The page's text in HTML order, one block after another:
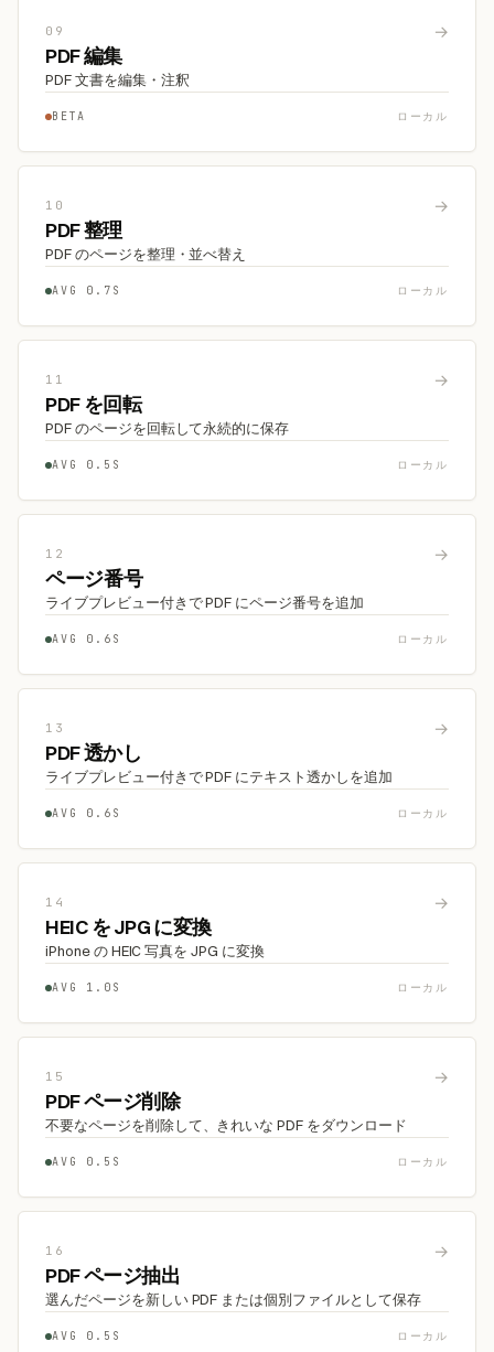
09 →
PDF 編集
PDF 文書を編集・注釈
BETA ローカル
10 →
PDF 整理
PDF のページを整理・並べ替え
AVG 0.7S ローカル
11 →
PDF を回転
PDF のページを回転して永続的に保存
AVG 0.5S ローカル
12 →
ページ番号
ライブプレビュー付きで PDF にページ番号を追加
AVG 0.6S ローカル
13 →
PDF 透かし
ライブプレビュー付きで PDF にテキスト透かしを追加
AVG 0.6S ローカル
14 →
HEIC を JPG に変換
iPhone の HEIC 写真を JPG に変換
AVG 1.0S ローカル
15 →
PDF ページ削除
不要なページを削除して、きれいな PDF をダウンロード
AVG 0.5S ローカル
16 →
PDF ページ抽出
選んだページを新しい PDF または個別ファイルとして保存
AVG 0.5S ローカル